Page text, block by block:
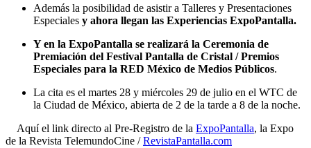
Además la posibilidad de asistir a Talleres y Presentaciones
Especiales y ahora llegan las Experiencias ExpoPantalla.
Y en la ExpoPantalla se realizará la Ceremonia de
Premiación del Festival Pantalla de Cristal / Premios
Especiales para la RED México de Medios Públicos.
La cita es el martes 28 y miércoles 29 de julio en el WTC de
la Ciudad de México, abierta de 2 de la tarde a 8 de la noche.
Aquí el link directo al Pre-Registro de la ExpoPantalla, la Expo
de la Revista TelemundoCine /RevistaPantalla.com